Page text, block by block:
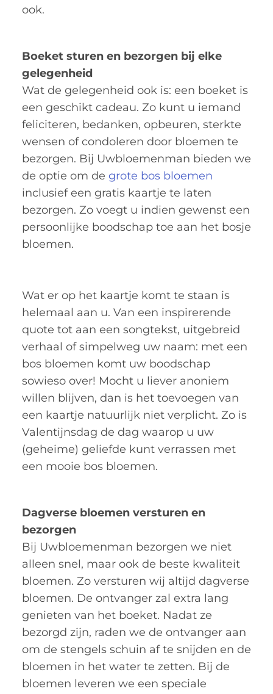
ook.
Boeket sturen en bezorgen bij elke
gelegenheid
Wat de gelegenheid ook is: een boeket is
een geschikt cadeau. Zo kunt u iemand
feliciteren, bedanken, opbeuren, sterkte
wensen of condoleren door bloemen te
bezorgen. Bij Uwbloemenman bieden we
de optie om de grote bos bloemen
inclusief een gratis kaartje te laten
bezorgen. Zo voegt u indien gewenst een
persoonlijke boodschap toe aan het bosje
bloemen.
Wat er op het kaartje komt te staan is
helemaal aan u. Van een inspirerende
quote tot aan een songtekst, uitgebreid
verhaal of simpelweg uw naam: met een
bos bloemen komt uw boodschap
sowieso over! Mocht u liever anoniem
willen blijven, dan is het toevoegen van
een kaartje natuurlijk niet verplicht. Zo is
Valentijnsdag de dag waarop u uw
(geheime) geliefde kunt verrassen met
een mooie bos bloemen.
Dagverse bloemen versturen en
bezorgen
Bij Uwbloemenman bezorgen we niet
alleen snel, maar ook de beste kwaliteit
bloemen. Zo versturen wij altijd dagverse
bloemen. De ontvanger zal extra lang
genieten van het boeket. Nadat ze
bezorgd zijn, raden we de ontvanger aan
om de stengels schuin af te snijden en de
bloemen in het water te zetten. Bij de
bloemen leveren we een speciale